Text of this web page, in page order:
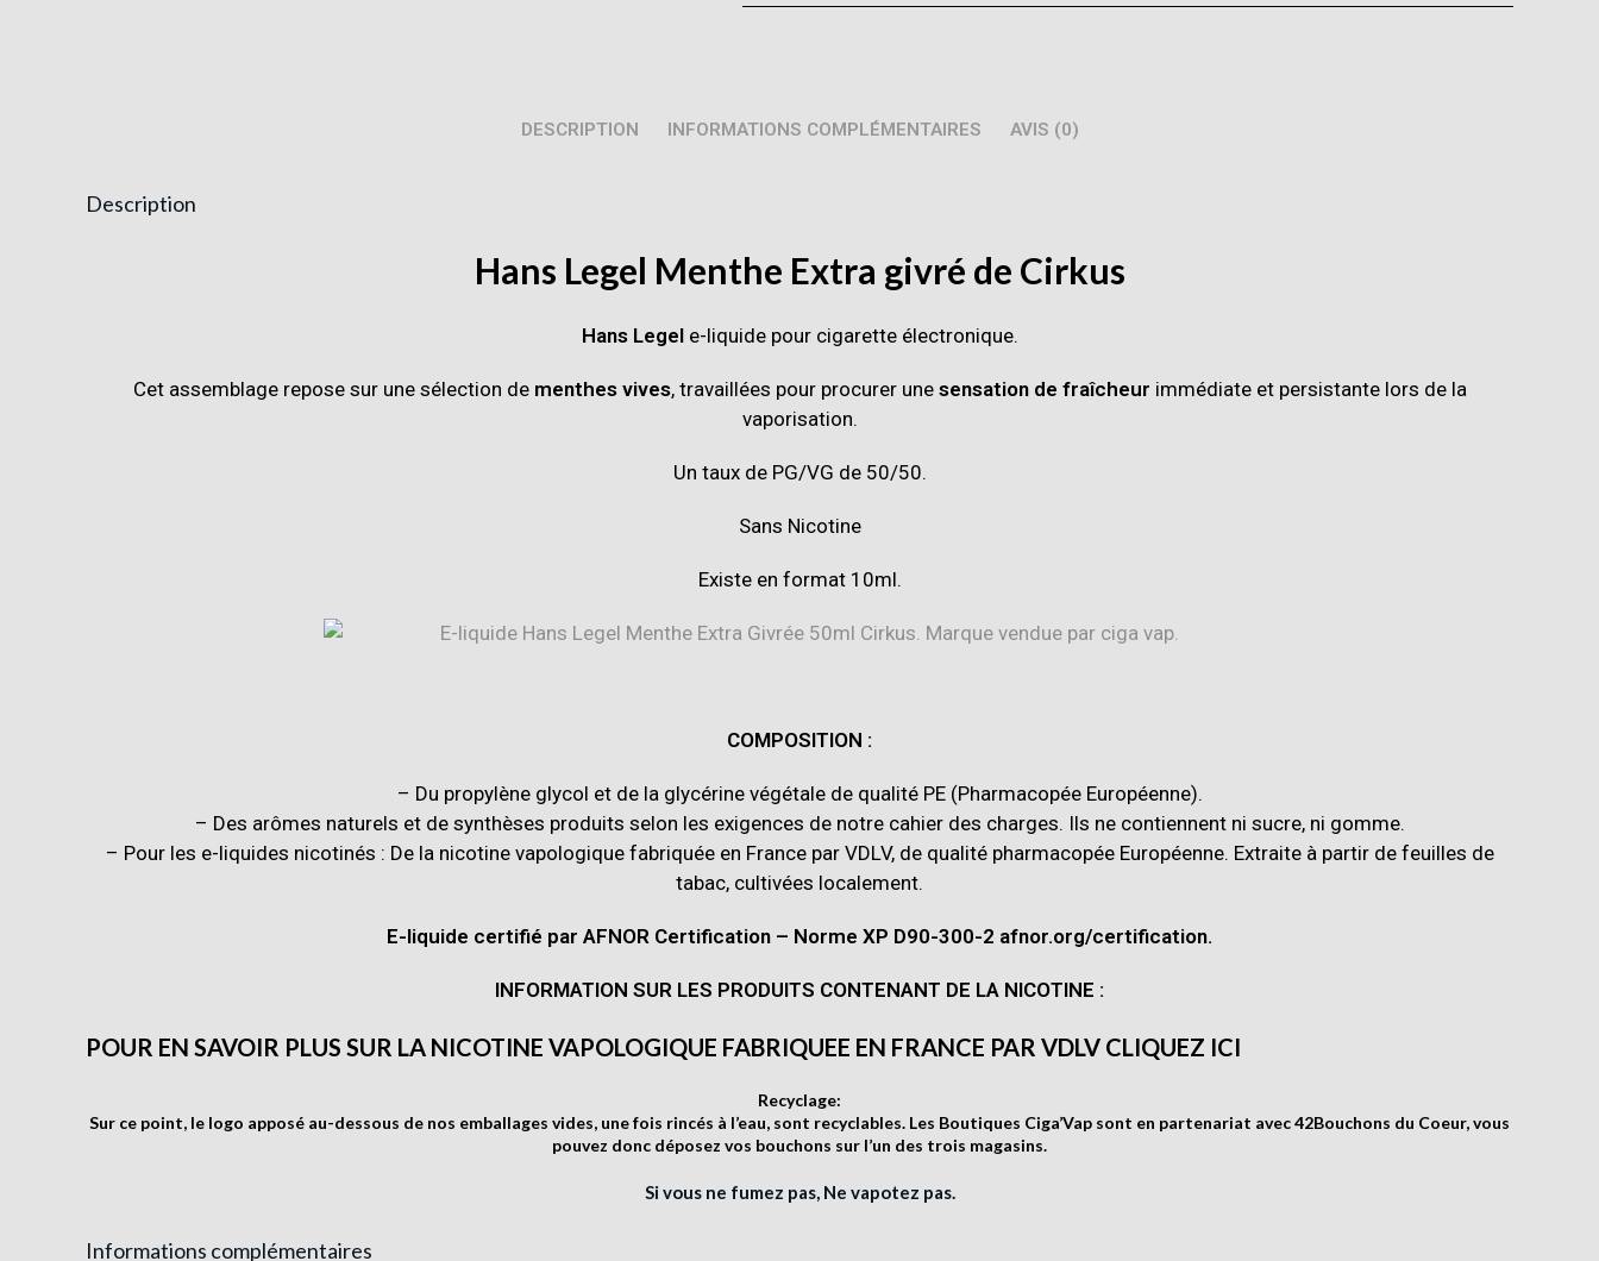
DESCRIPTION INFORMATIONS COMPLÉMENTAIRES AVIS (0)
Description
Hans Legel Menthe Extra givré de Cirkus
Hans Legele-liquide pour cigarette électronique.
Cet assemblage repose sur une sélection de menthesvives, travaillées pour procurer une sensation de fraîcheur immédiate et persistante lors de la
vaporisation.
Un taux de PG/VG de 50/50.
Sans Nicotine
Existe en format 10ml.
COMPOSITION :
– Du propylène glycol et de la glycérine végétale de qualité PE (Pharmacopée Européenne).
– Des arômes naturels et de synthèses produits selon les exigences de notre cahier des charges. Ils ne contiennent ni sucre, ni gomme.
– Pour les e-liquides nicotinés : De la nicotine vapologique fabriquée en France par VDLV, de qualité pharmacopée Européenne. Extraite à partir de feuilles de
tabac, cultivées localement.
E-liquide certifié par AFNOR Certification – Norme XP D90-300-2 afnor.org/certification.
INFORMATION SUR LES PRODUITS CONTENANT DE LA NICOTINE :
POUR EN SAVOIR PLUS SUR LA NICOTINE VAPOLOGIQUE FABRIQUEE EN FRANCE PAR VDLV CLIQUEZ ICI
Recyclage:
Sur ce point, le logo apposé au-dessous de nos emballages vides, une fois rincés à l’eau, sont recyclables. Les Boutiques Ciga’Vap sont en partenariat avec42Bouchons du Coeur, vous
pouvez donc déposez vos bouchons sur l’un des trois magasins.
Si vous ne fumez pas, Ne vapotez pas.
Informations complémentaires